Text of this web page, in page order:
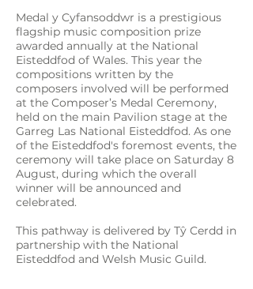
Medal y Cyfansoddwr is a prestigious
flagship music composition prize
awarded annually at the National
Eisteddfod of Wales. This year the
compositions written by the
composers involved will be performed
at the Composer’s Medal Ceremony,
held on the main Pavilion stage at the
Garreg Las National Eisteddfod. As one
of the Eisteddfod's foremost events, the
ceremony will take place on Saturday 8
August, during which the overall
winner will be announced and
celebrated.
This pathway is delivered by Tŷ Cerdd in
partnership with the National
Eisteddfod and Welsh Music Guild.